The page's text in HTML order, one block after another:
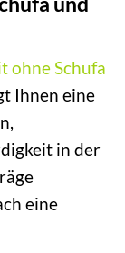
ohne Schufa
Ihnen eine
in der
eine